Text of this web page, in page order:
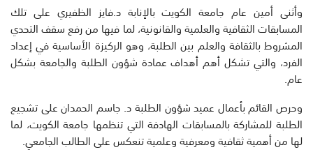
وأثنى أمين عام جامعة الكويت بالإنابة د.فايز الظفيري على تلك
المسابقات الثقافية والعلمية والقانونية، لما فيها من رفع سقف التحدي
المشروط بالثقافة والعلم بين الطلبة، وهو الركيزة الأساسية في إعداد
الفرد، والتي تشكل أهم أهداف عمادة شؤون الطلبة والجامعة بشكل
عام.
وحرص القائم بأعمال عميد شؤون الطلبة د. جاسم الحمدان على تشجيع
الطلبة للمشاركة بالمسابقات الهادفة التي تنظمها جامعة الكويت، لما
لها من أهمية ثقافية ومعرفية وعلمية تنعكس على الطالب الجامعي.